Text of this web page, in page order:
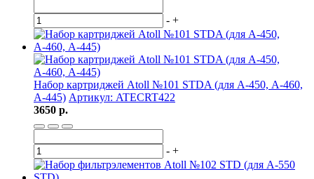
- +
Набор картриджей Atoll №101 STDA (для А-450, А-460,
А-445) Артикул: ATECRT422
3650 р.
- +